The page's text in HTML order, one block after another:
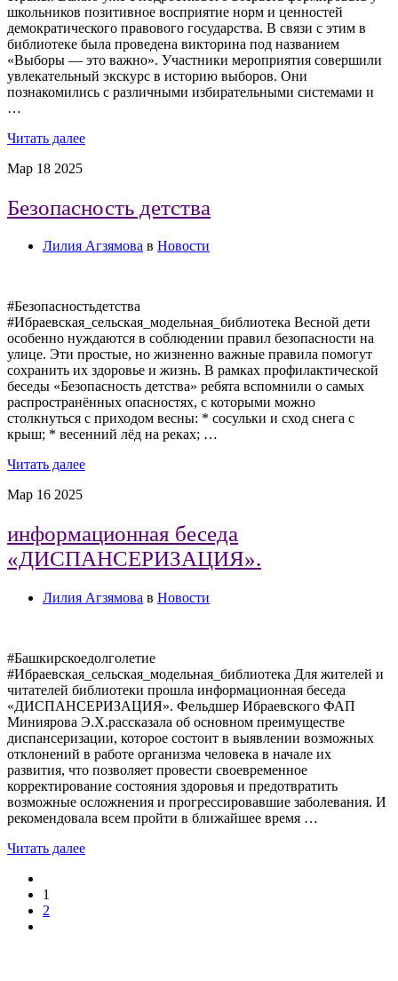
школьников позитивное восприятие норм и ценностей
демократического правового государства. В связи с этим в
библиотеке была проведена викторина под названием
«Выборы — это важно». Участники мероприятия совершили
увлекательный экскурс в историю выборов. Они
познакомились с различными избирательными системами и
…
Читать далее
Мар 18 2025
Безопасность детства
Лилия Агзямова в Новости
#Безопасностьдетства
#Ибраевская_сельская_модельная_библиотека Весной дети
особенно нуждаются в соблюдении правил безопасности на
улице. Эти простые, но жизненно важные правила помогут
сохранить их здоровье и жизнь. В рамках профилактической
беседы «Безопасность детства» ребята вспомнили о самых
распространённых опасностях, с которыми можно
столкнуться с приходом весны: * сосульки и сход снега с
крыш; * весенний лёд на реках; …
Читать далее
Мар 16 2025
информационная беседа
«ДИСПАНСЕРИЗАЦИЯ».
Лилия Агзямова в Новости
#Башкирскоедолголетие
#Ибраевская_сельская_модельная_библиотека Для жителей и
читателей библиотеки прошла информационная беседа
«ДИСПАНСЕРИЗАЦИЯ». Фельдшер Ибраевского ФАП
Миниярова Э.Х.рассказала об основном преимуществе
диспансеризации, которое состоит в выявлении возможных
отклонений в работе организма человека в начале их
развития, что позволяет провести своевременное
корректирование состояния здоровья и предотвратить
возможные осложнения и прогрессировавшие заболевания. И
рекомендовала всем пройти в ближайшее время …
Читать далее
1
2